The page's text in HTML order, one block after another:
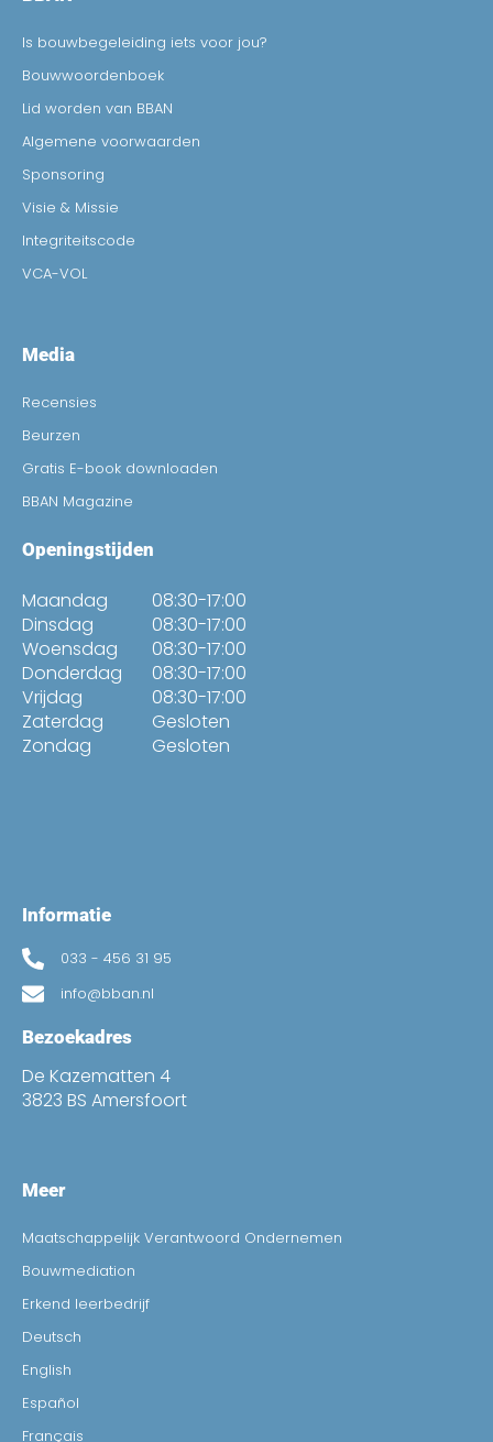
Is bouwbegeleiding iets voor jou?
Bouwwoordenboek
Lid worden van BBAN
Algemene voorwaarden
Sponsoring
Visie & Missie
Integriteitscode
VCA-VOL
Media
Recensies
Beurzen
Gratis E-book downloaden
BBAN Magazine
Openingstijden
Maandag
Dinsdag
Woensdag
Donderdag
Vrijdag
Zaterdag
Zondag
08:30-17:00
08:30-17:00
08:30-17:00
08:30-17:00
08:30-17:00
Gesloten
Gesloten
Informatie
033 - 456 31 95
info@bban.nl
Bezoekadres
De Kazematten 4
3823 BS Amersfoort
Meer
Maatschappelijk Verantwoord Ondernemen
Bouwmediation
Erkend leerbedrijf
Deutsch
English
Español
Français